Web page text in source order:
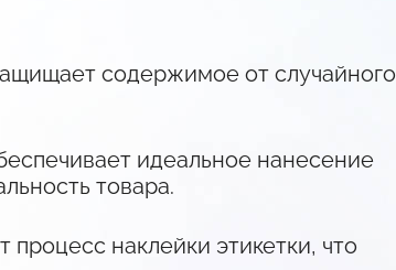
содержимое от случайного
идеальное нанесение
товара.
наклейки этикетки, что